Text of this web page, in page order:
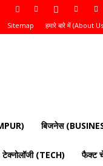
Sitemap हमारे बारे में (About
बिजनेस
टेक्नोलॉजी (TECH) फैक्ट